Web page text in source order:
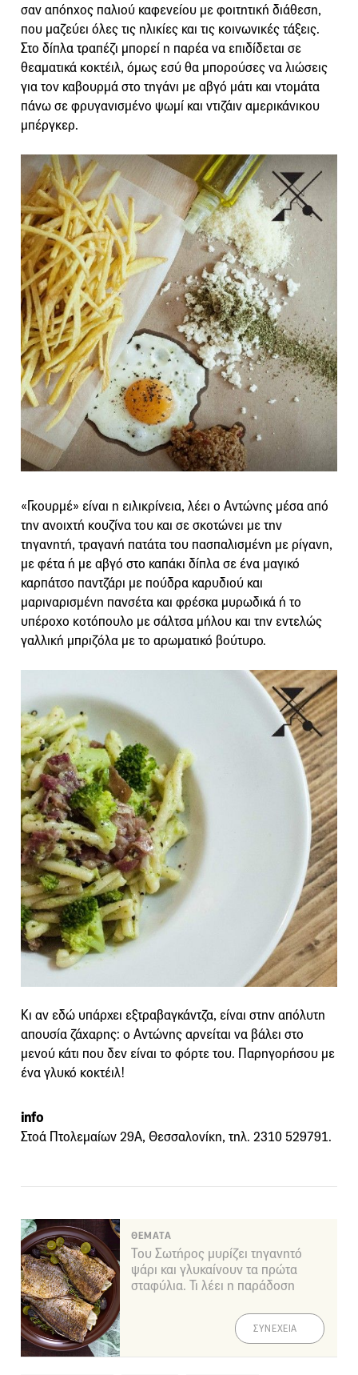
σαν απόηχος παλιού καφενείου με φοιτητική διάθεση,
που μαζεύει όλες τις ηλικίες και τις κοινωνικές τάξεις.
Στο δίπλα τραπέζι μπορεί η παρέα να επιδίδεται σε
θεαματικά κοκτέιλ, όμως εσύ θα μπορούσες να λιώσεις
για τον καβουρμά στο τηγάνι με αβγό μάτι και ντομάτα
πάνω σε φρυγανισμένο ψωμί και ντιζάιν αμερικάνικου
μπέργκερ.
«Γκουρμέ» είναι η ειλικρίνεια, λέει ο Αντώνης μέσα από
την ανοιχτή κουζίνα του και σε σκοτώνει με την
τηγανητή, τραγανή πατάτα του πασπαλισμένη με ρίγανη,
με φέτα ή με αβγό στο καπάκι δίπλα σε ένα μαγικό
καρπάτσο παντζάρι με πούδρα καρυδιού και
μαριναρισμένη πανσέτα και φρέσκα μυρωδικά ή το
υπέροχο κοτόπουλο με σάλτσα μήλου και την εντελώς
γαλλική μπριζόλα με το αρωματικό βούτυρο.
Κι αν εδώ υπάρχει εξτραβαγκάντζα, είναι στην απόλυτη
απουσία ζάχαρης: ο Αντώνης αρνείται να βάλει στο
μενού κάτι που δεν είναι το φόρτε του. Παρηγορήσου με
ένα γλυκό κοκτέιλ!
info
Στοά Πτολεμαίων 29Α, Θεσσαλονίκη, τηλ. 2310 529791.
ΘΕΜΑΤΑ
Του Σωτήρος μυρίζει τηγανητό
ψάρι και γλυκαίνουν τα πρώτα
σταφύλια. Τι λέει η παράδοση
ΣΥΝΕΧΕΙΑ